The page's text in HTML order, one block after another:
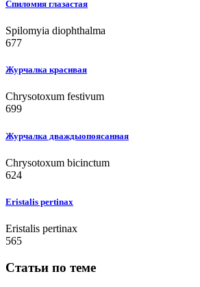
Спиломия глазастая
Spilomyia diophthalma
677
Журчалка красивая
Chrysotoxum festivum
699
Журчалка дваждыопоясанная
Chrysotoxum bicinctum
624
Eristalis pertinax
Eristalis pertinax
565
Статьи по теме